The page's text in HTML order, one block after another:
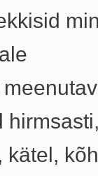
kätel,